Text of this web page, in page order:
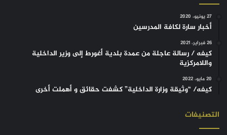
27 يونيو، 2020
أخبار سارة لكافة المدرسين
26 فبراير، 2021
كيفه / رسالة عاجلة من عمدة بلدية أغورط إلى وزير الداخلية
واللامركزية
20 مايو، 2022
كيفه/ “وثيقة وزارة الداخلية” كشفت حقائق و أهملت أخرى
التصنيفات